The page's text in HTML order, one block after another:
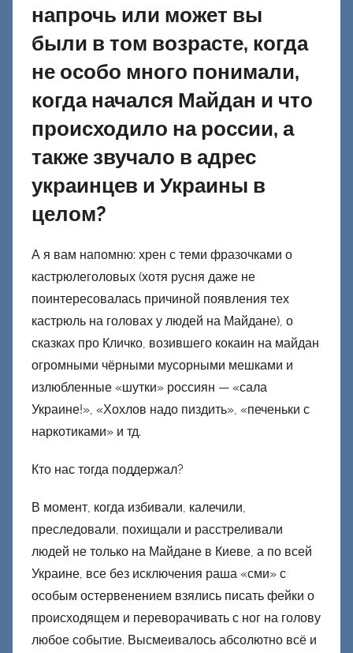
напрочь или может вы
были в том возрасте, когда
не особо много понимали,
когда начался Майдан и что
происходило на россии, а
также звучало в адрес
украинцев и Украины в
целом?
А я вам напомню: хрен с теми фразочками о
кастрюлеголовых (хотя русня даже не
поинтересовалась причиной появления тех
кастрюль на головах у людей на Майдане), о
сказках про Кличко, возившего кокаин на майдан
огромными чёрными мусорными мешками и
излюбленные «шутки» россиян — «сала
Украине!», «Хохлов надо пиздить», «печеньки с
наркотиками» и тд.
Кто нас тогда поддержал?
В момент, когда избивали, калечили,
преследовали, похищали и расстреливали
людей не только на Майдане в Киеве, а по всей
Украине, все без исключения раша «сми» с
особым остервенением взялись писать фейки о
происходящем и переворачивать с ног на голову
любое событие. Высмеивалось абсолютно всё и